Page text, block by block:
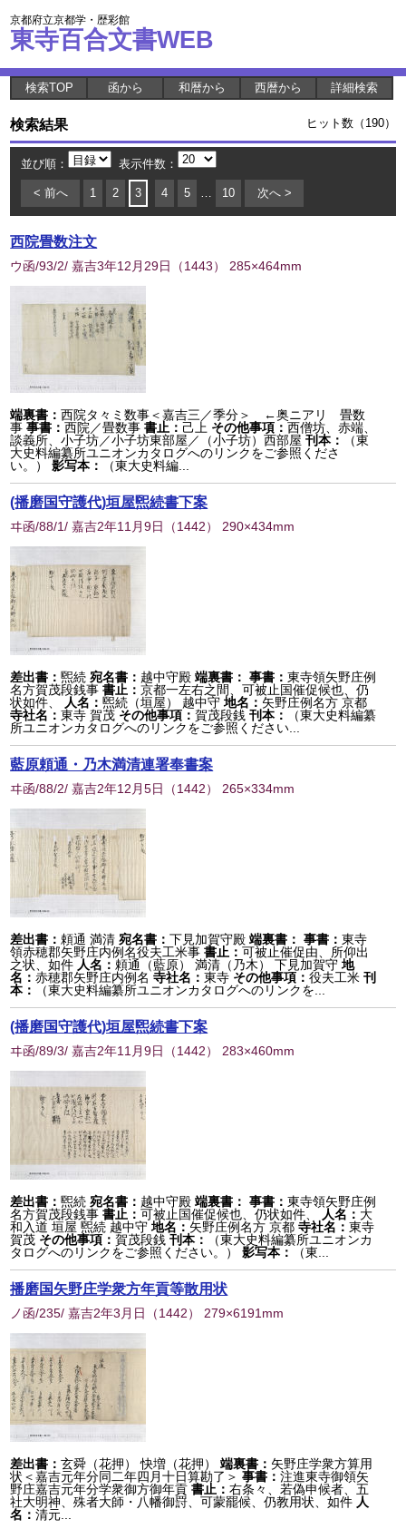
京都府立京都学・歴彩館
東寺百合文書WEB
検索TOP 函から 和暦から 西暦から 詳細検索
検索結果 ヒット数（190）
並び順： 表示件数：
< 前へ 1 2 3 4 5 … 10 次へ >
西院畳数注文
ウ函/93/2/ 嘉吉3年12月29日 （1443） 285×464mm
端裏書：西院タ々ミ数事＜嘉吉三／季分＞ ←奥ニアリ 畳数
事 事書：西院／畳数事 書止：己上 その他事項：西僧坊、赤端、
談義所、小子坊／小子坊東部屋／（小子坊）西部屋 刊本：
（東
大史料編纂所ユニオンカタログへのリンクをご参照くださ
い。）
影写本： （東大史料編...
(播磨国守護代)垣屋煕続書下案
ヰ函/88/1/ 嘉吉2年11月9日 （1442） 290×434mm
差出書：煕続 宛名書： 越中守殿 端裏書： 事書：東寺領矢野庄例
名方賀茂段銭事 書止：京都一左右之間、可被止国催促候也、仍
状如件、
人名：煕続（垣屋） 越中守 地名： 矢野庄例名方 京都
寺社名：東寺 賀茂 その他事項：賀茂段銭 刊本：
（東大史料編纂
所ユニオンカタログへのリンクをご参照ください...
藍原頼通・乃木満清連署奉書案
ヰ函/88/2/ 嘉吉2年12月5日 （1442） 265×334mm
差出書： 頼通 満清 宛名書：下見加賀守殿 端裏書： 事書：東寺
領赤穂郡矢野庄内例名役夫工米事 書止：可被止催促由、所仰出
之状、如件 人名： 頼通（藍原） 満清（乃木） 下見加賀守 地
名：赤穂郡矢野庄内例名 寺社名：東寺 その他事項：役夫工米 刊
本：
（東大史料編纂所ユニオンカタログへのリンクを...
(播磨国守護代)垣屋煕続書下案
ヰ函/89/3/ 嘉吉2年11月9日 （1442） 283×460mm
差出書：煕続 宛名書： 越中守殿 端裏書： 事書：東寺領矢野庄例
名方賀茂段銭事 書止：可被止国催促候也、仍状如件、 人名： 大
和入道 垣屋 煕続 越中守 地名： 矢野庄例名方 京都 寺社名：東寺
賀茂 その他事項：賀茂段銭 刊本：
（東大史料編纂所ユニオンカ
タログへのリンクをご参照ください。）
影写本： （東...
播磨国矢野庄学衆方年貢等散用状
ノ函/235/ 嘉吉2年3月日 （1442） 279×6191mm
差出書：玄舜（花押） 快増（花押） 端裏書： 矢野庄学衆方算用
状＜嘉吉元年分同二年四月十日算勘了＞ 事書：注進東寺御領矢
野庄嘉吉元年分学衆御方御年貢 書止：右条々、若偽申候者、五
社大明神、殊者大師・八幡御罸、可蒙罷候、仍教用状、如件 人
名：清元...